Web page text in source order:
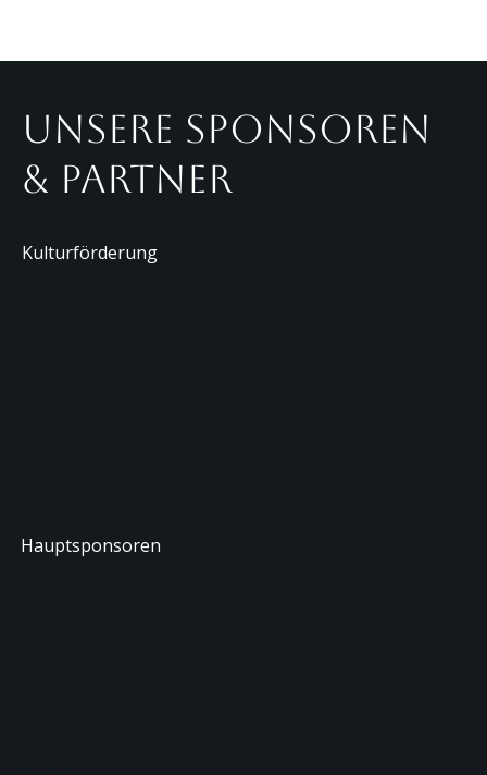
Unsere Sponsoren
& Partner
Kulturförderung
Hauptsponsoren
Theater Duo Fischbach sucht
Dich?